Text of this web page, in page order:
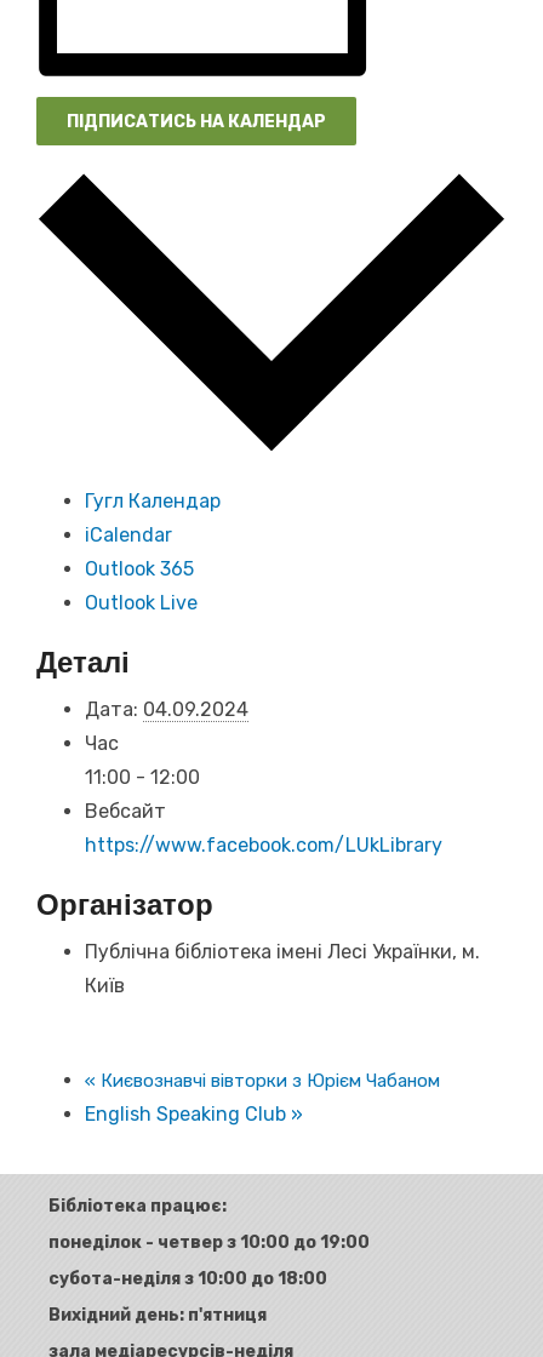
ПІДПИСАТИСЬ НА КАЛЕНДАР
Гугл Календар
iCalendar
Outlook 365
Outlook Live
Деталі
Дата: 04.09.2024
Час
11:00 - 12:00
Вебсайт
https://www.facebook.com/LUkLibrary
Організатор
Публічна бібліотека імені Лесі Українки, м.
Київ
« Києвознавчі вівторки з Юрієм Чабаном
English Speaking Club »
Бібліотека працює:
понеділок - четвер з 10:00 до 19:00
субота-неділя з 10:00 до 18:00
Вихідний день: п'ятниця
зала медіаресурсів-неділя